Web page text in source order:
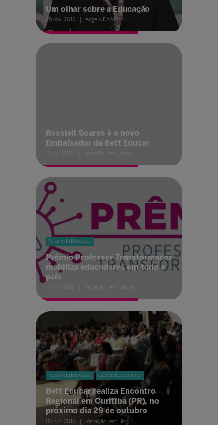
Um olhar sobre a Educação
28 nov. 2019 Angelo Davanço
Rossieli Soares é o novo
Embaixador da Bett Educar
11 out. 2019 Redação Bett Educar
Futuro da Educação
Prêmio Professor Transformador
mobiliza educadores em todo o
país
10 out. 2019 Redação Bett Educar
Futuro da Educação Gestão Educacional
Bett Educar realiza Encontro
Regional em Curitiba (PR), no
próximo dia 29 de outubro
09 out. 2019 Redação Bett Blog